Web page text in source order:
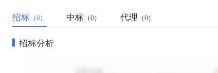
招标 （0） 中标 （0） 代理 （0）
招标分析